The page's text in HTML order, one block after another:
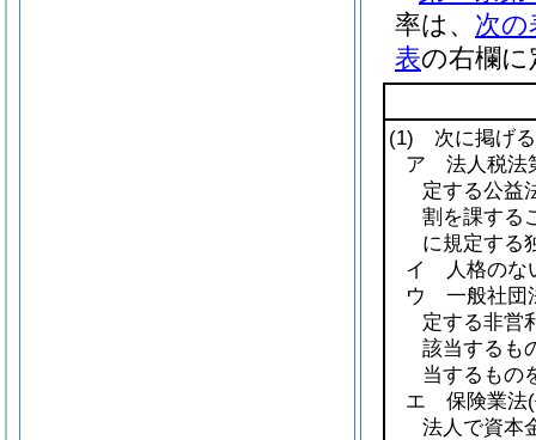
率は、 次の
表の右欄
(1) 次に掲げ
ア 法人税法
定する公益
割を課する
に規定する
イ 人格のな
ウ 一般社団
定する非営
該当するも
当するもの
エ 保険業法
法人で資本